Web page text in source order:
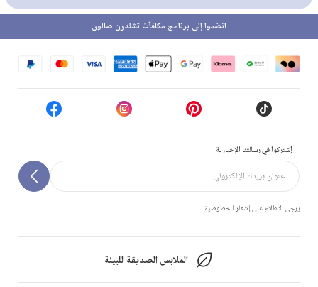
إشتركوا في رسالتنا الإخبارية
يرجى الاطلاع على إشعار الخصوصية.
الملابس الصديقة للبيئة
انضموا إلى برنامج مكافآت تشلدرن صالون